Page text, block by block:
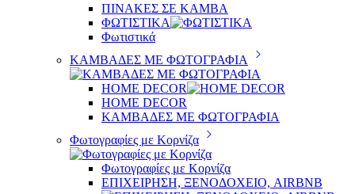
ΠΙΝΑΚΕΣ ΣΕ ΚΑΜΒΑ
ΦΩΤΙΣΤΙΚΑ
Φωτιστικά
ΚΑΜΒΑΔΕΣ ΜΕ ΦΩΤΟΓΡΑΦΙΑ
HOME DECOR
HOME DECOR
ΚΑΜΒΑΔΕΣ ΜΕ ΦΩΤΟΓΡΑΦΙΑ
Φωτογραφίες με Κορνίζα
Φωτογραφίες με Κορνίζα
ΕΠΙΧΕΙΡΗΣΗ, ΞΕΝΟΔΟΧΕΙΟ, AIRBNB